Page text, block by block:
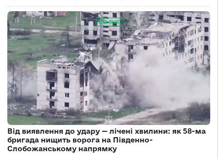
Від виявлення до удару — лічені хвилини: як 58-ма
бригада нищить ворога на Південно-
Слобожанському напрямку